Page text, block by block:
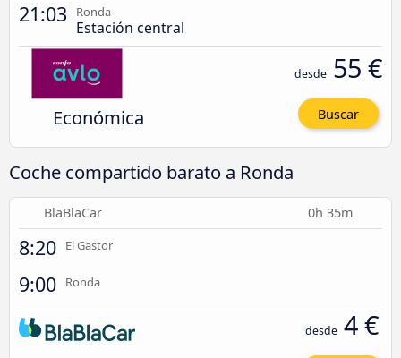
21:03 Ronda
Estación central
Económica
desde 55 €
Buscar
Coche compartido barato a Ronda
BlaBlaCar 0h 35m
8:20 El Gastor
9:00 Ronda
desde 4 €